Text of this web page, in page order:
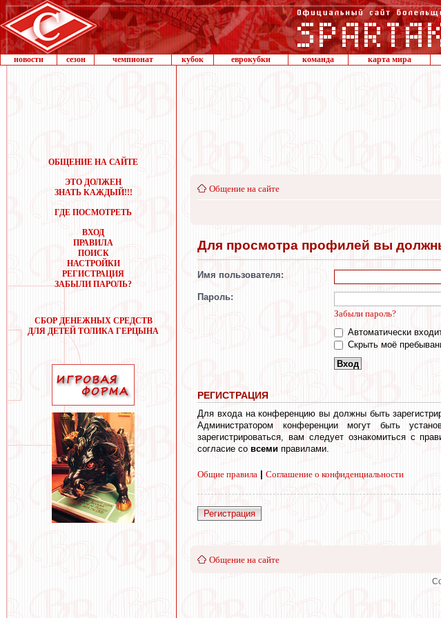
новости сезон чемпионат кубок еврокубки команда карта мира
ОБЩЕНИЕ НА САЙТЕ
ЭТО ДОЛЖЕН
ЗНАТЬ КАЖДЫЙ!!!
ГДЕ ПОСМОТРЕТЬ
ВХОД
ПРАВИЛА
ПОИСК
НАСТРОЙКИ
РЕГИСТРАЦИЯ
ЗАБЫЛИ ПАРОЛЬ?
СБОР ДЕНЕЖНЫХ СРЕДСТВ
ДЛЯ ДЕТЕЙ ТОЛИКА ГЕРЦЫНА
Общение на сайте
Для просмотра профилей вы
Имя пользователя:
Пароль:
Забыли пароль?
Автоматически
Скрыть моё
РЕГИСТРАЦИЯ
Для входа на конференцию вы должны быть
Администратором конференции могут быть
зарегистрироваться, вам следует ознакомиться с
согласие со всеми правилами.
Общие правила Соглашение о конфиденциальности
Регистрация
Общение на сайте